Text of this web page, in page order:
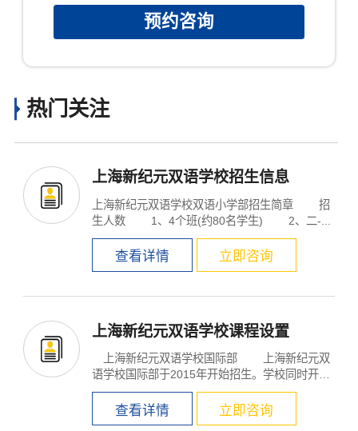
预约咨询
热门关注
上海新纪元双语学校招生信息
上海新纪元双语学校双语小学部招生简章 招
生人数 1、4个班(约80名学生) 2、二-...
查看详情 立即咨询
上海新纪元双语学校课程设置
上海新纪元双语学校国际部 上海新纪元双
语学校国际部于2015年开始招生。学校同时开设
美国AP课...
查看详情 立即咨询